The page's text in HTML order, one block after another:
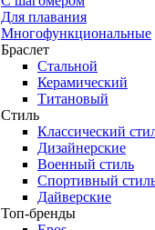
Для плавания
Многофункциональные
Браслет
Стальной
Керамический
Титановый
Стиль
Классический
Дизайнерские
Военный стиль
Спортивный
Дайверские
Топ-бренды